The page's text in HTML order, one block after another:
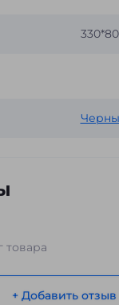
товара
+ Добавить отзыв